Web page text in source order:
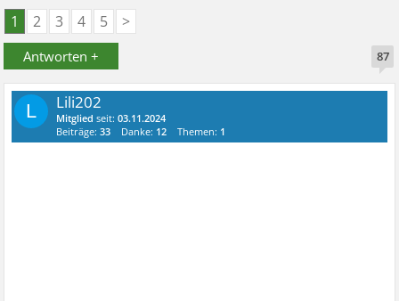
1
2 3 4 5 >
Antworten + 87
L Lili202
Mitglied seit:03.11.2024
Beiträge:33 Danke: 12 Themen: 1